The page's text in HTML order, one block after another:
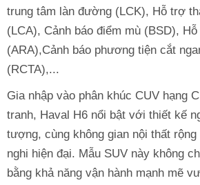
trung tâm làn đường (LCK), Hỗ trợ
(LCA), Cảnh báo điểm mù (BSD),
(ARA),Cảnh báo phương tiện cắt
(RCTA),...
Gia nhập vào phân khúc CUV hạng
tranh, Haval H6 nổi bật với thiết kế
tượng, cùng không gian nội thất
nghi hiện đại. Mẫu SUV này không
bằng khả năng vận hành mạnh mẽ